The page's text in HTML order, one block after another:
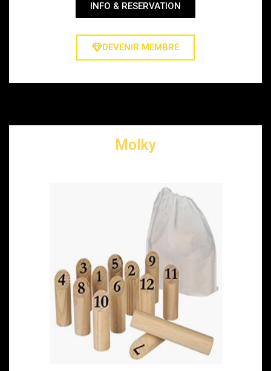
INFO & RESERVATION
DEVENIR MEMBRE
Molky